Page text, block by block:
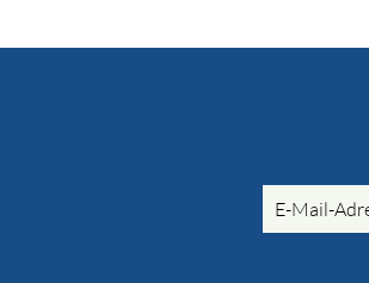
Mail-
Adresse